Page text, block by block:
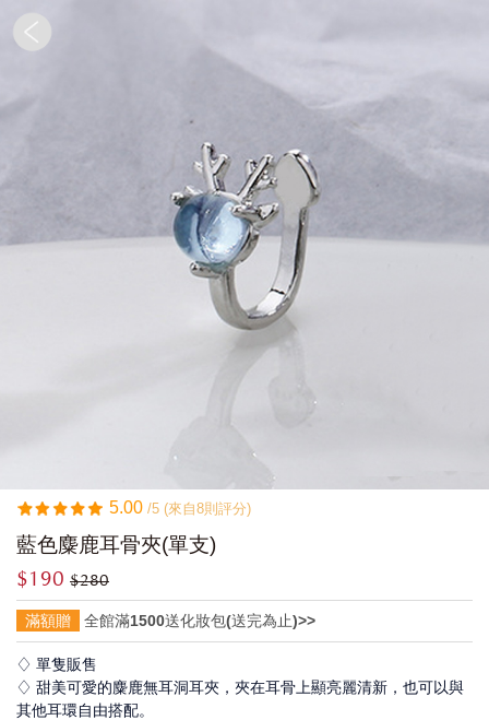
5.00 /5 (來自8則評分)
藍色麋鹿耳骨夾(單支)
$190 $280
滿額贈 全館滿1500送化妝包(送完為止)>>
♢ 單隻販售
♢ 甜美可愛的麋鹿無耳洞耳夾，夾在耳骨上顯亮麗清新，也可以與
其他耳環自由搭配。